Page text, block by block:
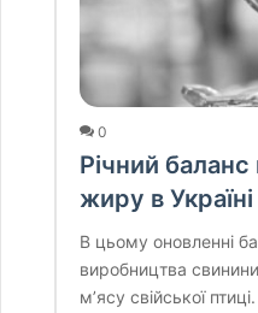
0
Річний баланс
жиру в
В цьому оновленні
виробництва
м’ясу свійської